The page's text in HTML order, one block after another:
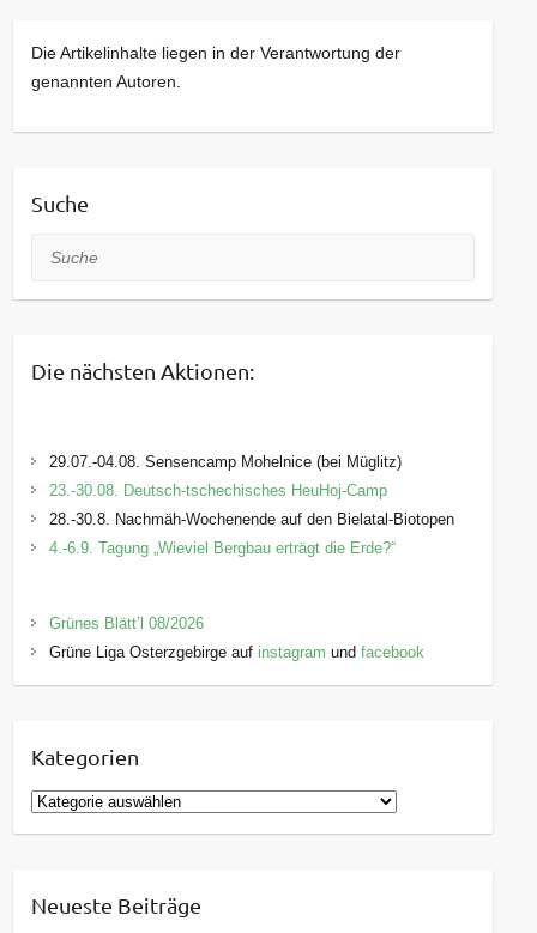
Die Artikelinhalte liegen in der Verantwortung der
genannten Autoren.
Suche
Suche
Die nächsten Aktionen:
29.07.-04.08. Sensencamp Mohelnice (bei Müglitz)
23.-30.08. Deutsch-tschechisches HeuHoj-Camp
28.-30.8. Nachmäh-Wochenende auf den Bielatal-Biotopen
4.-6.9. Tagung „Wieviel Bergbau erträgt die Erde?“
Grünes Blätt’l 08/2026
Grüne Liga Osterzgebirge auf instagram undfacebook
Kategorien
K
a
g
Neueste Beiträge